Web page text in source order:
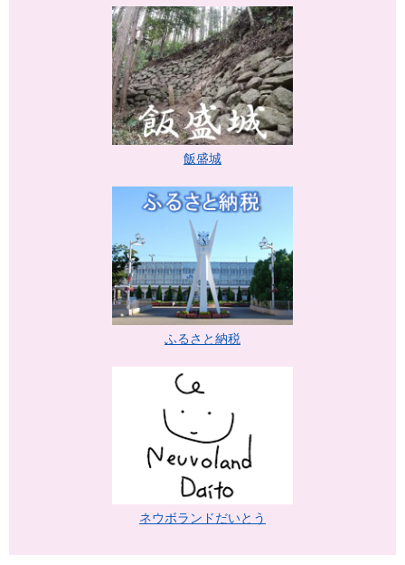
飯盛城
ふるさと納税
ネウボランドだいとう